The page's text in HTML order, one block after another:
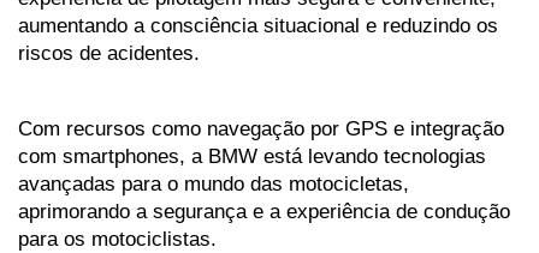
aumentando a consciência situacional e reduzindo os
riscos de acidentes.
Com recursos como navegação por GPS e integração
com smartphones, a BMW está levando tecnologias
avançadas para o mundo das motocicletas,
aprimorando a segurança e a experiência de condução
para os motociclistas.